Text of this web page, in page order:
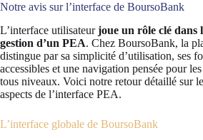
Notre avis sur l’interface de BoursoBank
L’interface utilisateurjoue un rôle clé dans
gestion d’un PEA. Chez BoursoBank, la
distingue par sa simplicité d’utilisation, ses
accessibles et une navigation pensée pour
tous niveaux. Voici notre retour détaillé sur
aspects de l’interface PEA.
L’interface globale de BoursoBank